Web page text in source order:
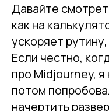
Давайте
как на
ускоряет
Если честно,
про Midjourney, я
потом
начертить